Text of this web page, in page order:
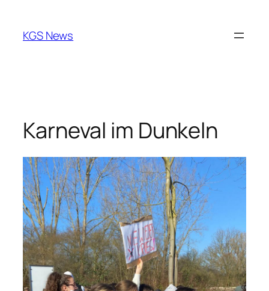
springen
KGS News
Karneval im Dunkeln